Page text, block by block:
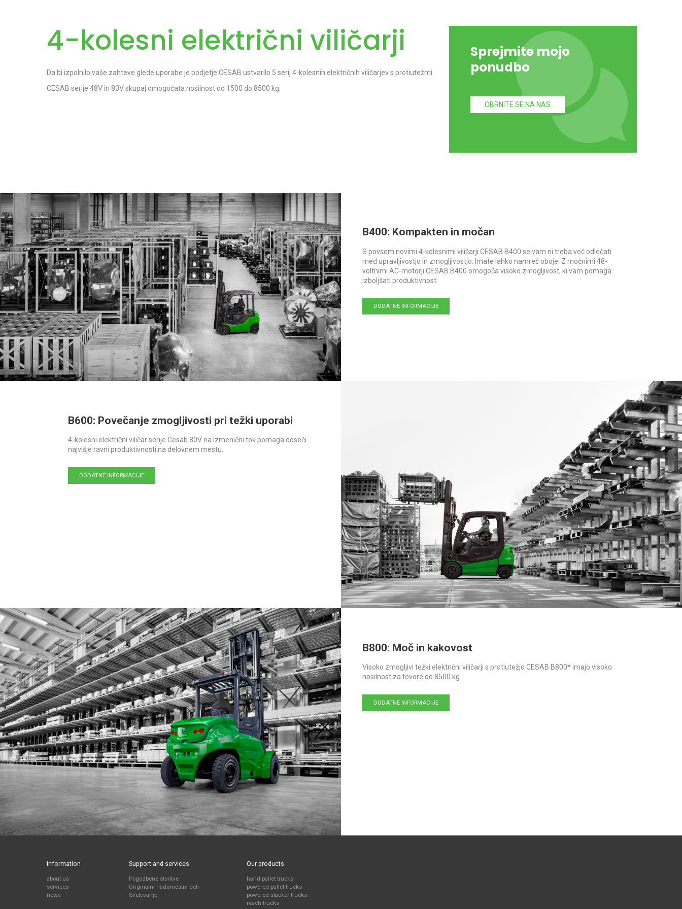
4-kolesni električni viličarji
Da bi izpolnilo vaše zahteve glede uporabe je podjetje CESAB ustvarilo 5 serij 4-kolesnih električnih viličarjev s protiutežmi.
CESAB serije 48V in 80V skupaj omogočata nosilnost od 1500 do 8500 kg.
Sprejmite mojo
ponudbo
OBRNITE SE NA NAS
B400: Kompakten in močan
S povsem novimi 4-kolesnimi viličarji CESAB B400 se vam ni treba več odločati
med upravljivostjo in zmogljivostjo. Imate lahko namreč oboje. Z močnimi 48-
voltnimi AC-motorji CESAB B400 omogoča visoko zmogljivost, ki vam pomaga
izboljšati produktivnost.
DODATNE INFORMACIJE
B600: Povečanje zmogljivosti pri težki uporabi
4-kolesni električni viličar serije Cesab 80V na izmenični tok pomaga doseči
najvišje ravni produktivnosti na delovnem mestu.
DODATNE INFORMACIJE
B800: Moč in kakovost
Visoko zmogljivi težki električni viličarji s protiutežjo CESAB B800* imajo visoko
nosilnost za tovore do 8500 kg.
DODATNE INFORMACIJE
Information
about us
services
news
Support and services
Pogodbene storitve
Originalni nadomestni deli
Svetovanje
Our products
hand pallet trucks
powered pallet trucks
powered stacker trucks
reach trucks